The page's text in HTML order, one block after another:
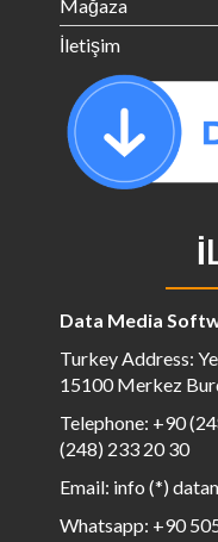
Mağaza
İletişim
Data Media
Turkey Address:
15100 Merkez
Telephone: +90
(248) 233 20 30
Email: info (*)
Whatsapp: +90